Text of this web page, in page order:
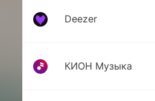
Deezer
КИОН Музыка